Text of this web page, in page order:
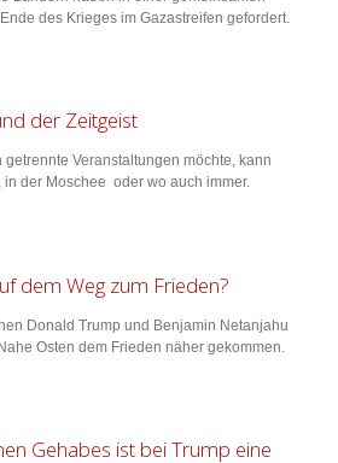
des Krieges im Gazastreifen gefordert.
der Zeitgeist
Veranstaltungen möchte, kann
der Moschee oder wo auch immer.
dem Weg zum Frieden?
Donald Trump und Benjamin Netanjahu
Osten dem Frieden näher gekommen.
Gehabes ist bei Trump eine